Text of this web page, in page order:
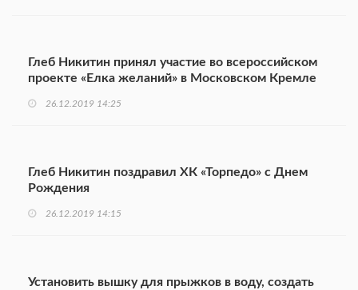
Глеб Никитин принял участие во всероссийском
проекте «Елка желаний» в Московском Кремле
26.12.2019 14:25
Глеб Никитин поздравил ХК «Торпедо» с Днем
Рождения
26.12.2019 14:15
Установить вышку для прыжков в воду, создать